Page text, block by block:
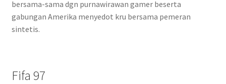
bersama-sama dgn purnawirawan gamer beserta
gabungan Amerika menyedot kru bersama pemeran
sintetis.
Fifa 97